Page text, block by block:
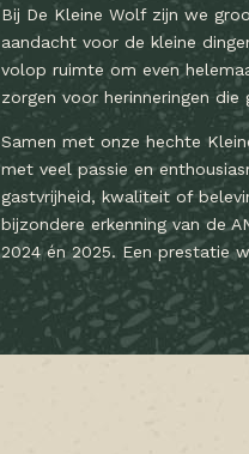
Bij De Kleine Wolf zijn we
aandacht voor de kleine
volop ruimte om even
zorgen voor herinneringen die
Samen met onze hechte
met veel passie en
gastvrijheid, kwaliteit of
bijzondere erkenning van de
2024 én 2025. Een prestatie